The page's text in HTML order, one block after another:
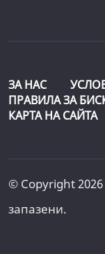
ЗА НАС
ПРАВИЛА ЗА
КАРТА НА САЙТА
© Copyright 2026
запазени.